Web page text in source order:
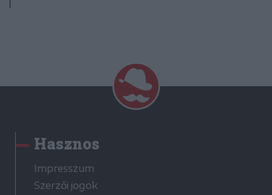
Hasznos
Impresszum
Szerzői jogok